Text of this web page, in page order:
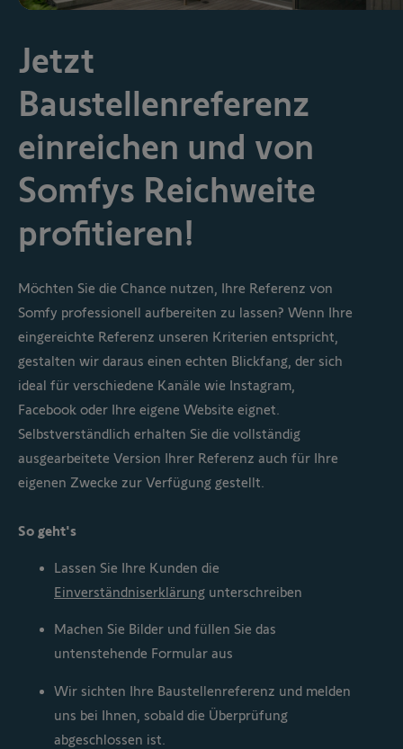
Jetzt
Baustellenreferenz
einreichen und von
Somfys Reichweite
profitieren!
Möchten Sie die Chance nutzen, Ihre Referenz von
Somfy professionell aufbereiten zu lassen? Wenn Ihre
eingereichte Referenz unseren Kriterien entspricht,
gestalten wir daraus einen echten Blickfang, der sich
ideal für verschiedene Kanäle wie Instagram,
Facebook oder Ihre eigene Website eignet.
Selbstverständlich erhalten Sie die vollständig
ausgearbeitete Version Ihrer Referenz auch für Ihre
eigenen Zwecke zur Verfügung gestellt.
So geht's
Lassen Sie Ihre Kunden die
Einverständniserklärung unterschreiben
Machen Sie Bilder und füllen Sie das
untenstehende Formular aus
Wir sichten Ihre Baustellenreferenz und melden
uns bei Ihnen, sobald die Überprüfung
abgeschlossen ist.